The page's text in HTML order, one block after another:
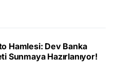
Hamlesi: Dev Banka
Sunmaya Hazırlanıyor!